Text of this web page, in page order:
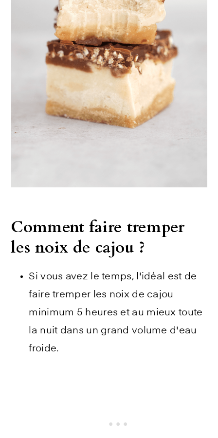
Comment faire tremper
les noix de cajou ?
Si vous avez le temps, l'idéal est de
faire tremper les noix de cajou
minimum 5 heures et au mieux toute
la nuit dans un grand volume d'eau
froide.